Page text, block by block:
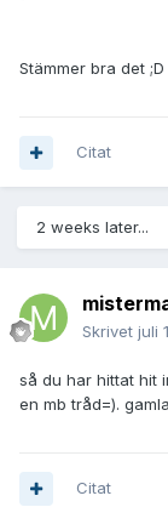
Stämmer bra det ;D
Citat
2 weeks later...
Skrivet juli
så du har hittat hit
en mb tråd=).
Citat